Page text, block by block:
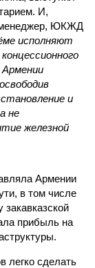
И,
менеджер, ЮКЖД
исполняют
Армении
и
не
железной
Армении
в том числе
прибыль на
легко сделать